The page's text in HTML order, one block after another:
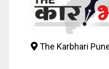
The Karbhari